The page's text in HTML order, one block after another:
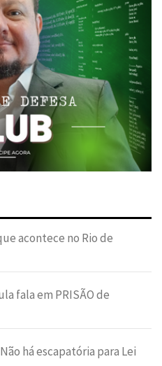
acontece no Rio de
fala em PRISÃO de
há escapatória para Lei